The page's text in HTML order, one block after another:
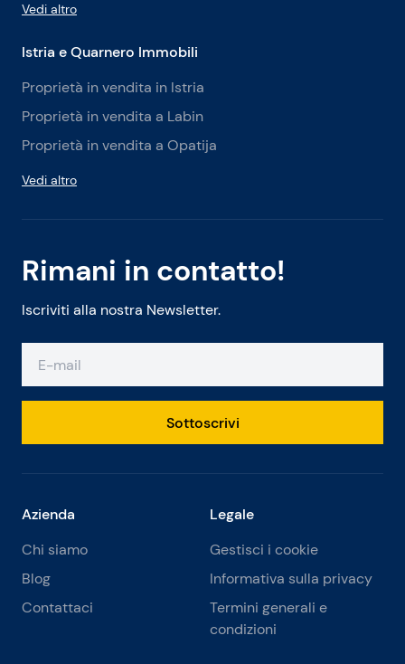
Rimani in contatto!
Iscriviti alla nostra Newsletter.
Sottoscrivi
Vedi altro
Istria e Quarnero Immobili
Proprietà in vendita in Istria
Proprietà in vendita a Labin
Proprietà in vendita a Opatija
Vedi altro
Azienda
Chi siamo
Blog
Contattaci
Legale
Gestisci i cookie
Informativa sulla privacy
Termini generali e
condizioni